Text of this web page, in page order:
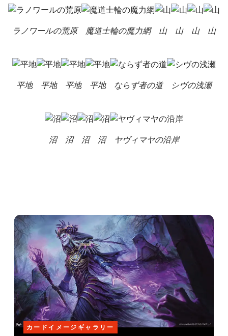
ラノワールの荒原 魔道士輪の魔力網 山 山 山 山
平地 平地 平地 平地 ならず者の道 シヴの浅瀬
沼 沼 沼 沼 ヤヴィマヤの沿岸
カードイメージギャラリー